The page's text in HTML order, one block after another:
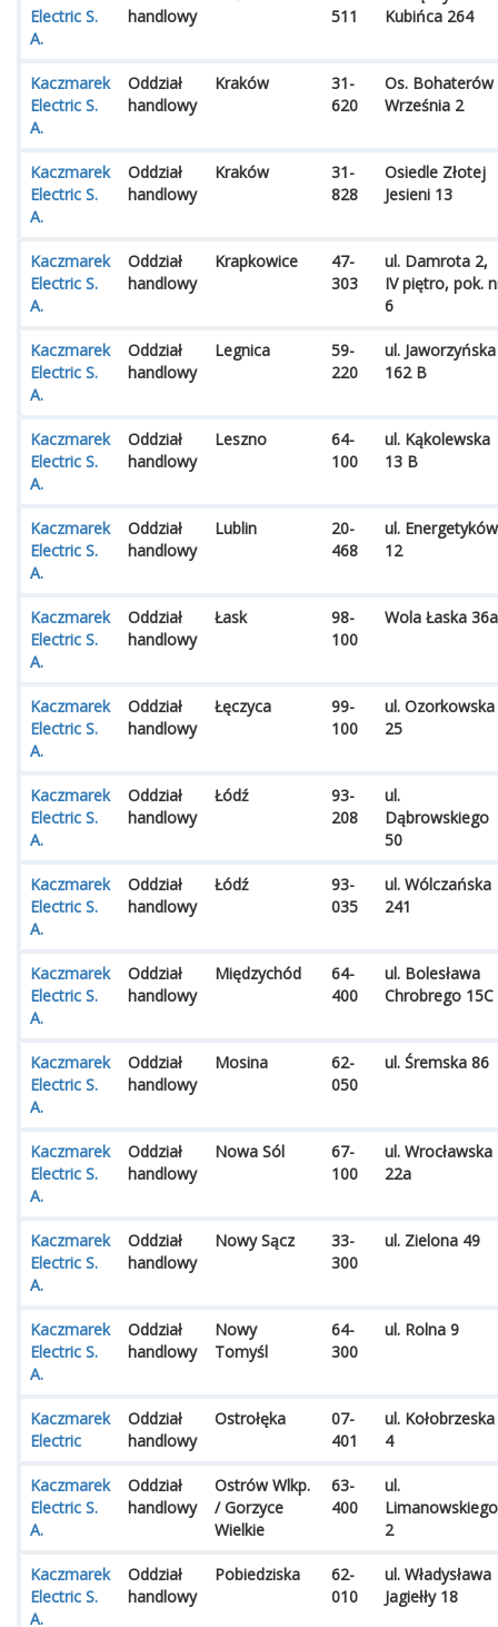
Electric S.
A.
handlowy
511
Kubińca 264
Kaczmarek
Electric S.
A.
Oddział
handlowy
Kraków
31-
620
Os. Bohaterów
Września 2
Kaczmarek
Electric S.
A.
Oddział
handlowy
Kraków
31-
828
Osiedle Złotej
Jesieni 13
Kaczmarek
Electric S.
A.
Oddział
handlowy
Krapkowice
47-
303
ul. Damrota 2,
IV piętro, pok.
6
Kaczmarek
Electric S.
A.
Oddział
handlowy
Legnica
59-
220
ul. Jaworzyńska
162 B
Kaczmarek
Electric S.
A.
Oddział
handlowy
Leszno
64-
100
ul. Kąkolewska
13 B
Kaczmarek
Electric S.
A.
Oddział
handlowy
Lublin
20-
468
ul. Energetyków
12
Kaczmarek
Electric S.
A.
Oddział
handlowy
Łask
98-
100
Wola Łaska 36a
Kaczmarek
Electric S.
A.
Oddział
handlowy
Łęczyca
99-
100
ul. Ozorkowska
25
Kaczmarek
Electric S.
A.
Oddział
handlowy
Łódź
93-
208
ul.
Dąbrowskiego
50
Kaczmarek
Electric S.
A.
Oddział
handlowy
Łódź
93-
035
ul. Wólczańska
241
Kaczmarek
Electric S.
A.
Oddział
handlowy
Międzychód
64-
400
ul. Bolesława
Chrobrego 15C
Kaczmarek
Electric S.
A.
Oddział
handlowy
Mosina
62-
050
ul. Śremska 86
Kaczmarek
Electric S.
A.
Oddział
handlowy
Nowa Sól
67-
100
ul. Wrocławska
22a
Kaczmarek
Electric S.
A.
Oddział
handlowy
Nowy Sącz
33-
300
ul. Zielona 49
Kaczmarek
Electric S.
A.
Oddział
handlowy
Nowy
Tomyśl
64-
300
ul. Rolna 9
Kaczmarek
Electric
Oddział
handlowy
Ostrołęka
07-
401
ul. Kołobrzeska
4
Kaczmarek
Electric S.
A.
Oddział
handlowy
Ostrów Wlkp.
/ Gorzyce
Wielkie
63-
400
ul.
Limanowskiego
2
Kaczmarek
Electric S.
A.
Oddział
handlowy
Pobiedziska
62-
010
ul. Władysława
Jagiełły 18